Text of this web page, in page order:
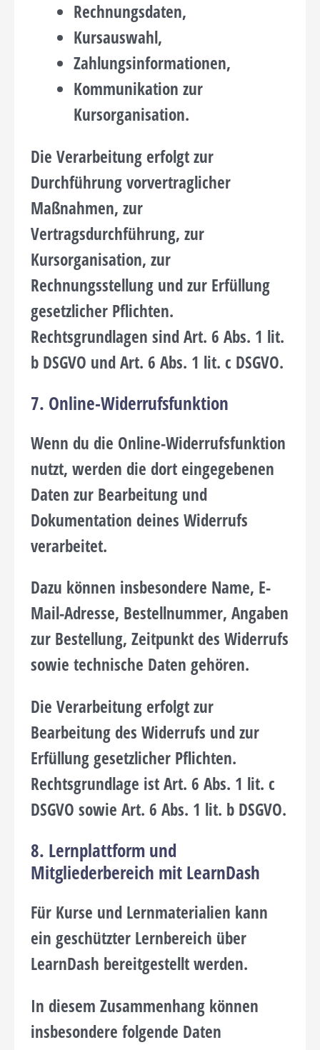
Rechnungsdaten,
Kursauswahl,
Zahlungsinformationen,
Kommunikation zur
Kursorganisation.
Die Verarbeitung erfolgt zur
Durchführung vorvertraglicher
Maßnahmen, zur
Vertragsdurchführung, zur
Kursorganisation, zur
Rechnungsstellung und zur Erfüllung
gesetzlicher Pflichten.
Rechtsgrundlagen sind Art. 6 Abs. 1 lit.
b DSGVO und Art. 6 Abs. 1 lit. c DSGVO.
7. Online-Widerrufsfunktion
Wenn du die Online-Widerrufsfunktion
nutzt, werden die dort eingegebenen
Daten zur Bearbeitung und
Dokumentation deines Widerrufs
verarbeitet.
Dazu können insbesondere Name, E-
Mail-Adresse, Bestellnummer, Angaben
zur Bestellung, Zeitpunkt des Widerrufs
sowie technische Daten gehören.
Die Verarbeitung erfolgt zur
Bearbeitung des Widerrufs und zur
Erfüllung gesetzlicher Pflichten.
Rechtsgrundlage ist Art. 6 Abs. 1 lit. c
DSGVO sowie Art. 6 Abs. 1 lit. b DSGVO.
8. Lernplattform und
Mitgliederbereich mit LearnDash
Für Kurse und Lernmaterialien kann
ein geschützter Lernbereich über
LearnDash bereitgestellt werden.
In diesem Zusammenhang können
insbesondere folgende Daten